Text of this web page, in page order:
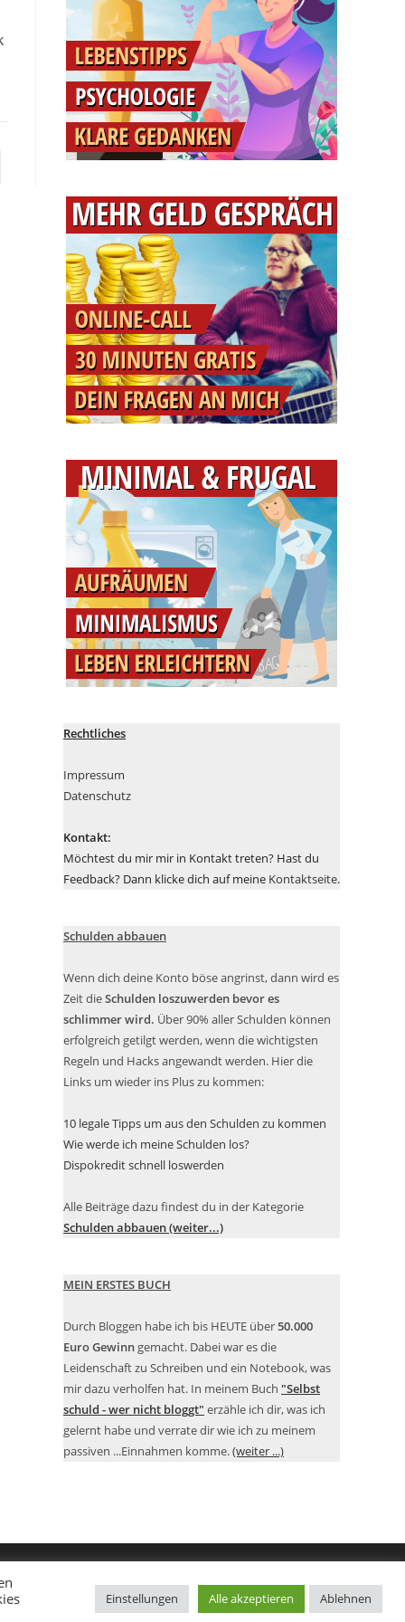
Rechtliches
Impressum
Datenschutz
Kontakt:
Möchtest du mir mir in Kontakt treten? Hast du
Feedback? Dann klicke dich auf meine Kontaktseite.
Schulden abbauen
Wenn dich deine Konto böse angrinst, dann wird es
Zeit dieSchulden loszuwerden bevor es
schlimmer wird. Über 90% aller Schulden können
erfolgreich getilgt werden, wenn die wichtigsten
Regeln und Hacks angewandt werden. Hier die
Links um wieder ins Plus zu kommen:
10 legale Tipps um aus den Schulden zu kommen
Wie werde ich meine Schulden los?
Dispokredit schnell loswerden
Alle Beiträge dazu findest du in der Kategorie
Schulden abbauen (weiter...)
MEIN ERSTES BUCH
Durch Bloggen habe ich bis HEUTE über50.000
Euro Gewinn gemacht. Dabei war es die
Leidenschaft zu Schreiben und ein Notebook, was
mir dazu verholfen hat. In meinem Buch "Selbst
schuld - wer nicht bloggt" erzähle ich dir, was ich
gelernt habe und verrate dir wie ich zu meinem
passiven ...Einnahmen komme.(weiter ...)
Einstellungen Alle akzeptieren Ablehnen